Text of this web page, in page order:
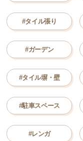
#タイル張り
#ガーデン
#タイル塀・壁
#駐車スペース
#レンガ